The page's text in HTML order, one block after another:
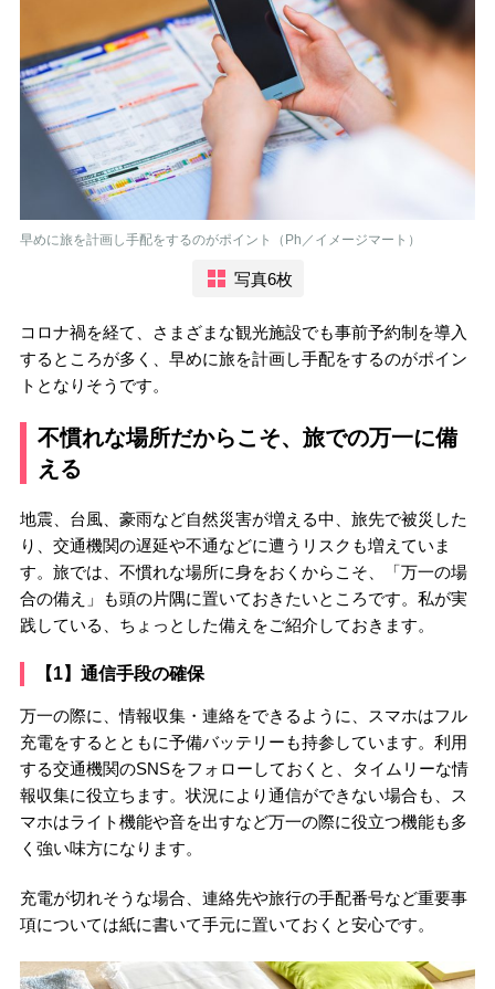
早めに旅を計画し手配をするのがポイント（Ph／イメージマート）
写真6枚
コロナ禍を経て、さまざまな観光施設でも事前予約制を導入
するところが多く、早めに旅を計画し手配をするのがポイン
トとなりそうです。
不慣れな場所だからこそ、旅での万一に備
える
地震、台風、豪雨など自然災害が増える中、旅先で被災した
り、交通機関の遅延や不通などに遭うリスクも増えていま
す。旅では、不慣れな場所に身をおくからこそ、「万一の場
合の備え」も頭の片隅に置いておきたいところです。私が実
践している、ちょっとした備えをご紹介しておきます。
【1】通信手段の確保
万一の際に、情報収集・連絡をできるように、スマホはフル
充電をするとともに予備バッテリーも持参しています。利用
する交通機関のSNSをフォローしておくと、タイムリーな情
報収集に役立ちます。状況により通信ができない場合も、ス
マホはライト機能や音を出すなど万一の際に役立つ機能も多
く強い味方になります。
充電が切れそうな場合、連絡先や旅行の手配番号など重要事
項については紙に書いて手元に置いておくと安心です。